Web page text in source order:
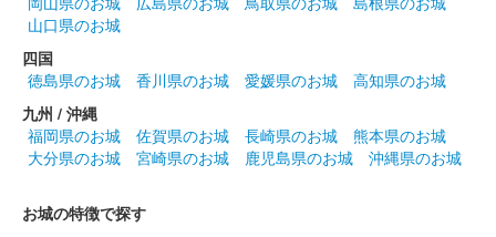
山口県のお城
四国
徳島県のお城
香川県のお城 愛媛県のお城
高知県のお城
九州 / 沖縄
福岡県のお城
佐賀県のお城 長崎県のお城
熊本県のお城
大分県のお城
宮崎県のお城 鹿児島県のお城 沖縄県のお城
お城の特徴で探す